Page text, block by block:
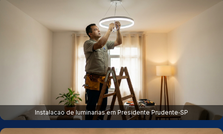
Instalacao de luminarias em Presidente Prudente‑SP